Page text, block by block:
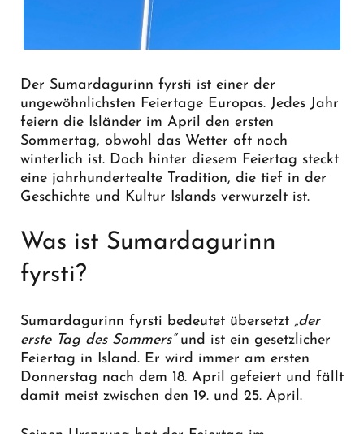
Der Sumardagurinn fyrsti ist einer der
ungewöhnlichsten Feiertage Europas. Jedes Jahr
feiern die Isländer im April den ersten
Sommertag, obwohl das Wetter oft noch
winterlich ist. Doch hinter diesem Feiertag steckt
eine jahrhundertealte Tradition, die tief in der
Geschichte und Kultur Islands verwurzelt ist.
Was ist Sumardagurinn
fyrsti?
Sumardagurinn fyrsti bedeutet übersetzt „der
erste Tag des Sommers“und ist ein gesetzlicher
Feiertag in Island. Er wird immer am ersten
Donnerstag nach dem 18. April gefeiert und fällt
damit meist zwischen den 19. und 25. April.